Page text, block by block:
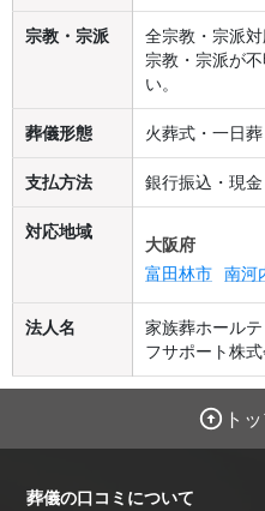
宗教・宗派
全宗教・宗派対
宗教・宗派が
い。
葬儀形態 火葬式・一日
支払方法 銀行振込・現金
対応地域
大阪府
富田林市 南河
法人名
家族葬ホール
フサポート株式
ト
葬儀の口コミについて